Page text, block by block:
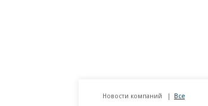
Новости компаний Все